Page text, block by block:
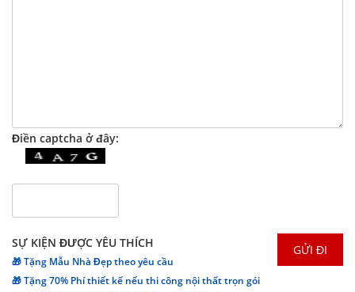
Điền captcha ở đây:
SỰ KIỆN ĐƯỢC YÊU THÍCH
🎁 Tặng Mẫu Nhà Đẹp theo yêu cầu
🎁 Tặng 70% Phí thiết kế nếu thi công nội thất trọn gói